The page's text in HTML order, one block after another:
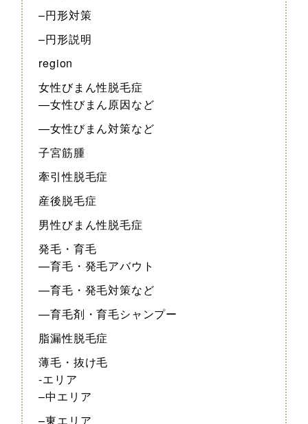
–円形対策
–円形説明
region
女性びまん性脱毛症
—女性びまん原因など
—女性びまん対策など
子宮筋腫
牽引性脱毛症
産後脱毛症
男性びまん性脱毛症
発毛・育毛
—育毛・発毛アバウト
—育毛・発毛対策など
—育毛剤・育毛シャンプー
脂漏性脱毛症
薄毛・抜け毛
-エリア
–中エリア
–東エリア